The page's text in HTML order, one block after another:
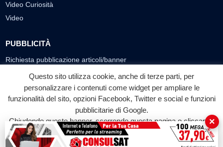
Video Curiosità
Video
PUBBLICITÀ
Richiesta pubblicazione articoli/banner
SEGUICI SUI SOCIAL
f
Facebook
◎ ▶
YouTube
Questo sito utilizza cookie, anche di terze parti, per
personalizzare i contenuti come widget per ampliare le
funzionalità del sito, opzioni Facebook, Twitter e social e funzioni
pubblicitarie di Google.
Chiudendo questo banner, scorrendo questa pagina o cliccando
su qualunque suo elemento acconsenti all'uso dei cookie.
×